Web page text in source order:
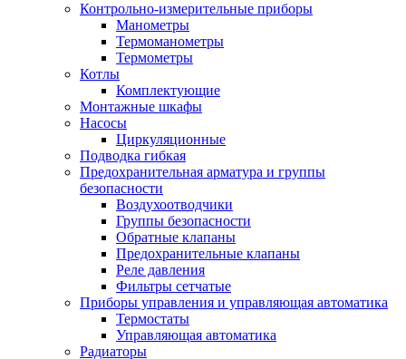
Контрольно-измерительные приборы
Манометры
Термоманометры
Термометры
Котлы
Комплектующие
Монтажные шкафы
Насосы
Циркуляционные
Подводка гибкая
Предохранительная арматура и группы
безопасности
Воздухоотводчики
Группы безопасности
Обратные клапаны
Предохранительные клапаны
Реле давления
Фильтры сетчатые
Приборы управления и управляющая автоматика
Термостаты
Управляющая автоматика
Радиаторы